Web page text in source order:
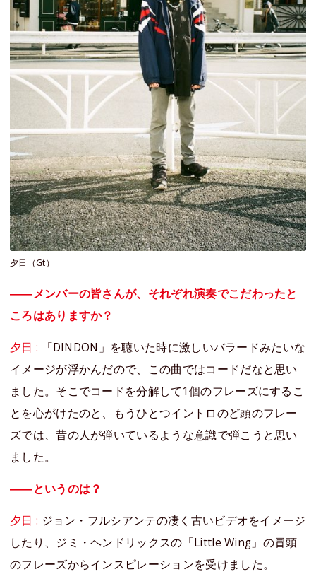
夕日（Gt）
――メンバーの皆さんが、それぞれ演奏でこだわったと
ころはありますか？
夕日 :
「DINDON」を聴いた時に激しいバラードみたいな
イメージが浮かんだので、この曲ではコードだなと思い
ました。そこでコードを分解して1個のフレーズにするこ
とを心がけたのと、もうひとつイントロのど頭のフレー
ズでは、昔の人が弾いているような意識で弾こうと思い
ました。
――というのは？
夕日 : ジョン・フルシアンテの凄く古いビデオをイメージ
したり、ジミ・ヘンドリックスの「Little Wing」の冒頭
のフレーズからインスピレーションを受けました。